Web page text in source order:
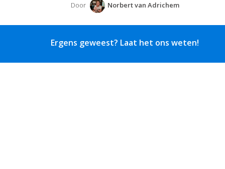
Door Norbert van Adrichem
Ergens geweest? Laat het ons weten!